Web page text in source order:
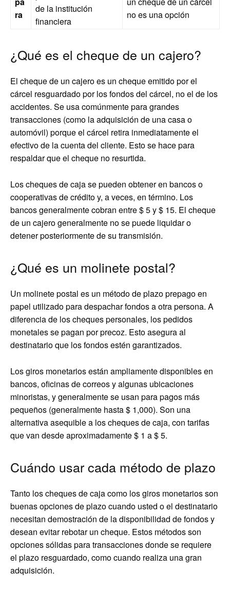
ra
de la institución
financiera
no es una opción
¿Qué es el cheque de un cajero?
El cheque de un cajero es un cheque emitido por el
cárcel resguardado por los fondos del cárcel, no el de los
accidentes. Se usa comúnmente para grandes
transacciones (como la adquisición de una casa o
automóvil) porque el cárcel retira inmediatamente el
efectivo de la cuenta del cliente. Esto se hace para
respaldar que el cheque no resurtida.
Los cheques de caja se pueden obtener en bancos o
cooperativas de crédito y, a veces, en término. Los
bancos generalmente cobran entre $ 5 y $ 15. El cheque
de un cajero generalmente no se puede liquidar o
detener posteriormente de su transmisión.
¿Qué es un molinete postal?
Un molinete postal es un método de plazo prepago en
papel utilizado para despachar fondos a otra persona. A
diferencia de los cheques personales, los pedidos
monetales se pagan por precoz. Esto asegura al
destinatario que los fondos estén garantizados.
Los giros monetarios están ampliamente disponibles en
bancos, oficinas de correos y algunas ubicaciones
minoristas, y generalmente se usan para pagos más
pequeños (generalmente hasta $ 1,000). Son una
alternativa asequible a los cheques de caja, con tarifas
que van desde aproximadamente $ 1 a $ 5.
Cuándo usar cada método de plazo
Tanto los cheques de caja como los giros monetarios son
buenas opciones de plazo cuando usted o el destinatario
necesitan demostración de la disponibilidad de fondos y
desean evitar rebotar un cheque. Estos métodos son
opciones sólidas para transacciones donde se requiere
el plazo resguardado, como cuando realiza una gran
adquisición.